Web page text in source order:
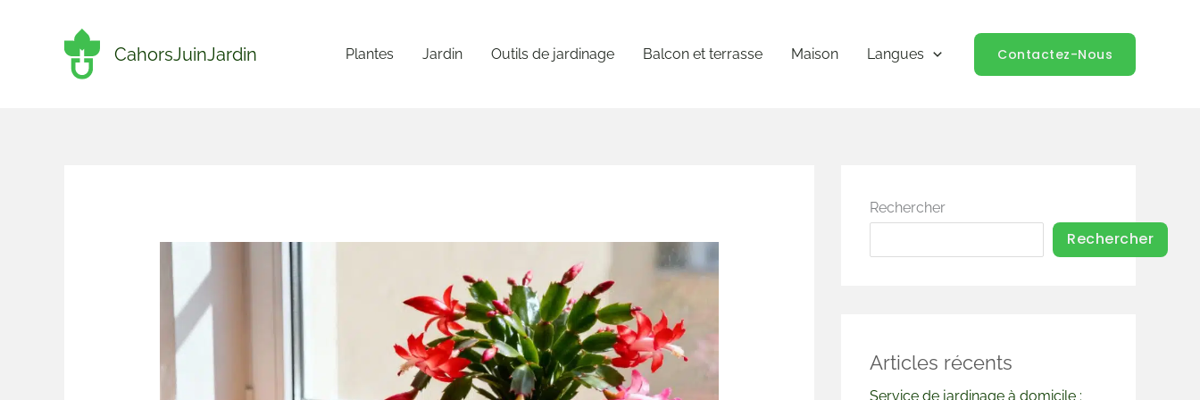
CahorsJuinJardin Plantes Jardin Outils de jardinage Balcon et terrasse Maison Langues Contactez-Nous
Rechercher
Rechercher
Articles récents
Service de jardinage à domicile :